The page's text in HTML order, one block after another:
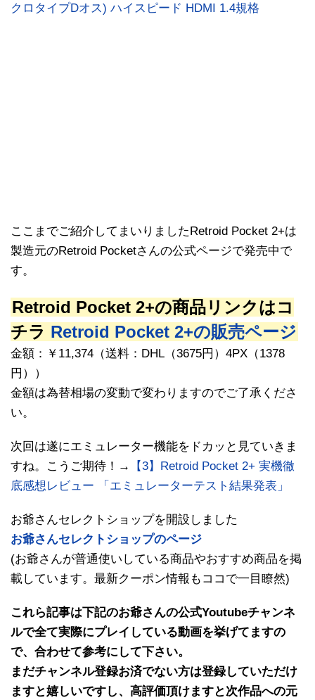
クロタイプDオス) ハイスピード HDMI 1.4規格
ここまでご紹介してまいりましたRetroid Pocket 2+は
製造元のRetroid Pocketさんの公式ページで発売中で
す。
Retroid Pocket 2+の商品リンクはコ
チラ Retroid Pocket 2+の販売ページ
金額：￥11,374（送料：DHL（3675円）4PX（1378
円））
金額は為替相場の変動で変わりますのでご了承くださ
い。
次回は遂にエミュレーター機能をドカッと見ていきま
すね。こうご期待！→
【3】Retroid Pocket 2+ 実機徹
底感想レビュー 「エミュレーターテスト結果発表」
お爺さんセレクトショップを開設しました
お爺さんセレクトショップのページ
(お爺さんが普通使いしている商品やおすすめ商品を掲
載しています。最新クーポン情報もココで一目瞭然)
これら記事は下記のお爺さんの公式Youtubeチャンネ
ルで全て実際にプレイしている動画を挙げてますの
で、合わせて参考にして下さい。
まだチャンネル登録お済でない方は登録していただけ
ますと嬉しいですし、高評価頂けますと次作品への元